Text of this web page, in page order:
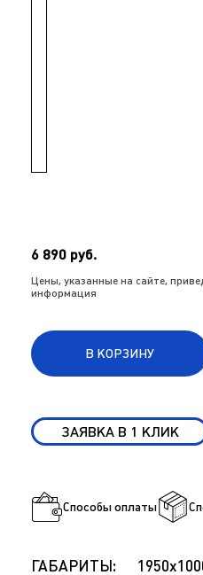
6 890 руб.
Цены, указанные на сайте,
информация
В КОРЗИНУ
ЗАЯВКА В 1 КЛИК
Способы оплаты
ГАБАРИТЫ: